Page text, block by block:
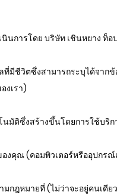
การโดย บริษัท เชินหยาง ท็อ
มีชีวิตซึ่งสามารถระบุได้จาก
งเรา)
ติซึ่งสร้างขึ้นโดยการใช้บริก
งคุณ (คอมพิวเตอร์หรืออุปกร
กฎหมายที่ (ไม่ว่าจะอยู่คนเ